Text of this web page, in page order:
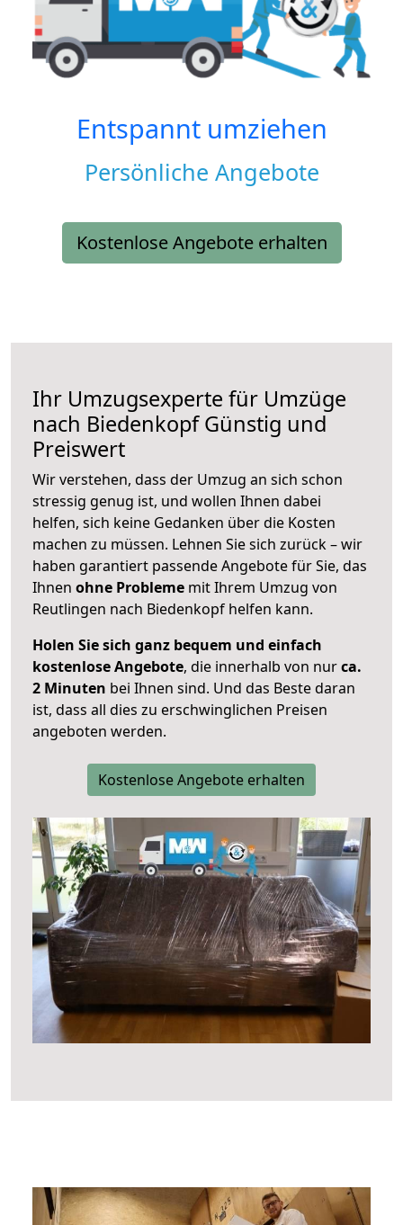
Entspannt umziehen
Persönliche Angebote
Kostenlose Angebote erhalten
Ihr Umzugsexperte für Umzüge
nach BiedenkopfGünstig und
Preiswert
Wir verstehen, dass der Umzug an sich schon
stressig genug ist, und wollen Ihnen dabei
helfen, sich keine Gedanken über die Kosten
machen zu müssen. Lehnen Sie sich zurück – wir
haben garantiert passende Angebote für Sie, das
Ihnen ohne Probleme mit Ihrem Umzug von
Reutlingen nach Biedenkopf helfen kann.
Holen Sie sich ganz bequem und einfach
kostenlose Angebote, die innerhalb von nurca.
2 Minuten bei Ihnen sind. Und das Beste daran
ist, dass all dies zu erschwinglichen Preisen
angeboten werden.
Kostenlose Angebote erhalten